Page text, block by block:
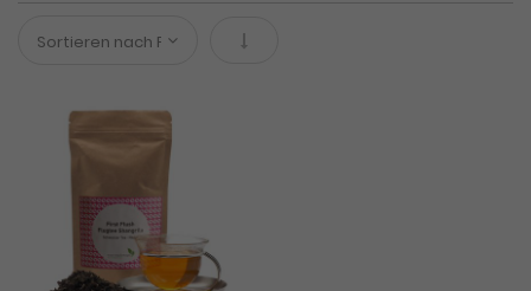
In absteigender Reihenfolge